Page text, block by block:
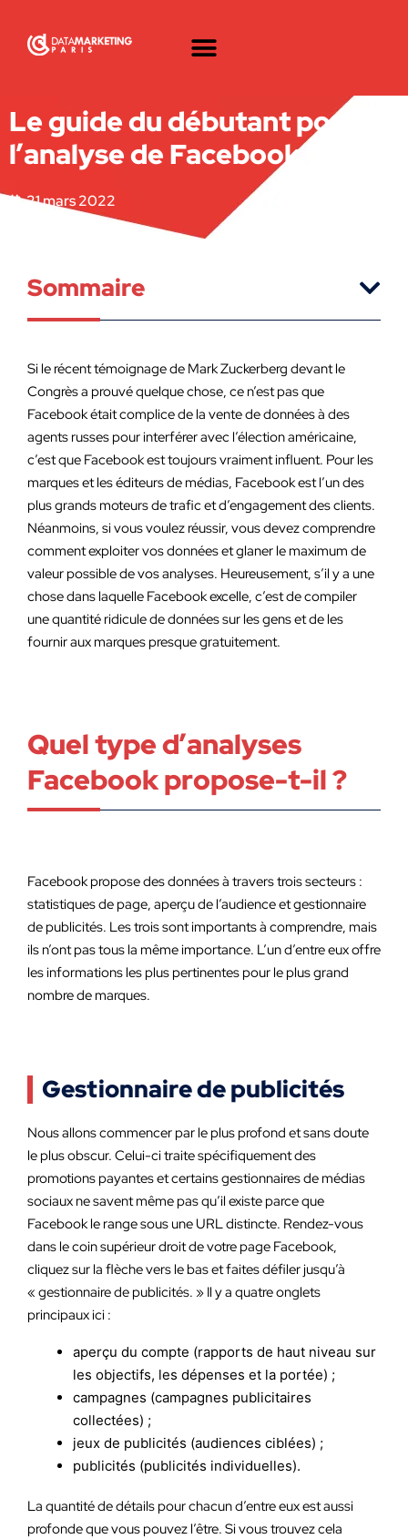
Le guide du débutant pour
l’analyse de Facebook
21 mars 2022
Sommaire
Si le récent témoignage de Mark Zuckerberg devant le
Congrès a prouvé quelque chose, ce n’est pas que
Facebook était complice de la vente de données à des
agents russes pour interférer avec l’élection américaine,
c’est que Facebook est toujours vraiment influent. Pour les
marques et les éditeurs de médias, Facebook est l’un des
plus grands moteurs de trafic et d’engagement des clients.
Néanmoins, si vous voulez réussir, vous devez comprendre
comment exploiter vos données et glaner le maximum de
valeur possible de vos analyses. Heureusement, s’il y a une
chose dans laquelle Facebook excelle, c’est de compiler
une quantité ridicule de données sur les gens et de les
fournir aux marques presque gratuitement.
Quel type d’analyses
Facebook propose-t-il ?
Facebook propose des données à travers trois secteurs :
statistiques de page, aperçu de l’audience et gestionnaire
de publicités. Les trois sont importants à comprendre, mais
ils n’ont pas tous la même importance. L’un d’entre eux offre
les informations les plus pertinentes pour le plus grand
nombre de marques.
Gestionnaire de publicités
Nous allons commencer par le plus profond et sans doute
le plus obscur. Celui-ci traite spécifiquement des
promotions payantes et certains gestionnaires de médias
sociaux ne savent même pas qu’il existe parce que
Facebook le range sous une URL distincte. Rendez-vous
dans le coin supérieur droit de votre page Facebook,
cliquez sur la flèche vers le bas et faites défiler jusqu’à
« gestionnaire de publicités. » Il y a quatre onglets
principaux ici :
aperçu du compte (rapports de haut niveau sur
les objectifs, les dépenses et la portée) ;
campagnes (campagnes publicitaires
collectées) ;
jeux de publicités (audiences ciblées) ;
publicités (publicités individuelles).
La quantité de détails pour chacun d’entre eux est aussi
profonde que vous pouvez l’être. Si vous trouvez cela